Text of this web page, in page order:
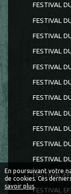
En poursuivant votre
de cookies. Ces
savoir plus.
FESTIVAL
FESTIVAL
FESTIVAL
FESTIVAL
FESTIVAL
FESTIVAL
FESTIVAL
FESTIVAL
FESTIVAL
FESTIVAL
FESTIVAL
FESTIVAL
FESTIVAL